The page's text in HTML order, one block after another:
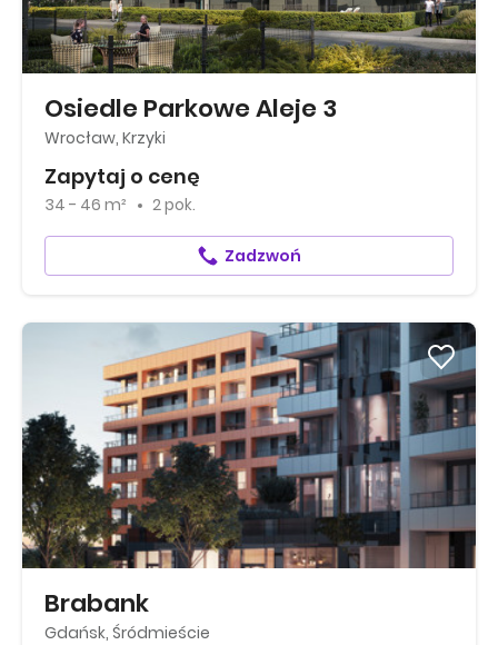
Osiedle Parkowe Aleje 3
Wrocław, Krzyki
Zapytaj o cenę
34 - 46 m² 2 pok.
Zadzwoń
Brabank
Gdańsk, Śródmieście